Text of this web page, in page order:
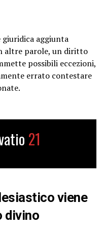
aggiunta
altre parole, un diritto
possibili eccezioni,
errato contestare
21
viene
divino